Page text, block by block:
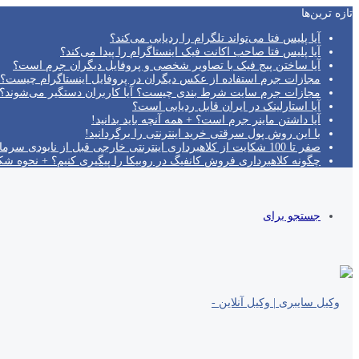
تازه‌ ترین‌ها
آیا پلیس فتا می‌تواند تلگرام را ردیابی می‌کند؟
آیا پلیس فتا صاحب اکانت فیک اینستاگرام را پیدا می‌کند؟
آیا ساختن پیج فیک با تصاویر شخصی و پروفایل دیگران جرم است؟
مجازات جرم استفاده از عکس دیگران در پروفایل اینستاگرام چیست؟
مجازات جرم سایت شرط بندی چیست؟ آیا کاربران دستگیر
آیا استارلینک در ایران قابل ردیابی است؟
آیا داشتن ماینر جرم است؟ + همه آنچه باید بدانید!
با این روش پول سرقتی خرید اینترنتی را برگردانید!
صفر تا 100 شکایت از کلاهبرداری اینترنتی خارجی قبل از نابودی سرمایه!
چگونه کلاهبرداری فروش کانفیگ در روبیکا را پیگیری کنیم؟ + نحوه
جستجو برای